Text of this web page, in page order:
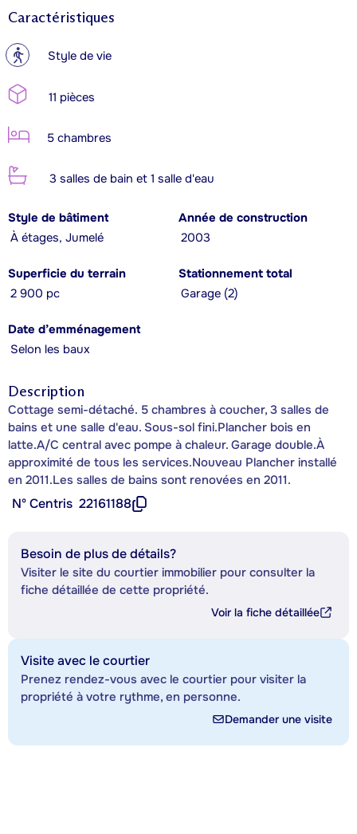
Caractéristiques
? Style de vie
11 pièces
5 chambres
3 salles de bain et 1 salle d'eau
Style de bâtiment
À étages, Jumelé
Année de construction
2003
Superficie du terrain
2 900 pc
Stationnement total
Garage (2)
Date d’emménagement
Selon les baux
Description
Cottage semi-détaché. 5 chambres à coucher, 3 salles de
bains et une salle d'eau. Sous-sol fini.Plancher bois en
latte.A/C central avec pompe à chaleur. Garage double.À
approximité de tous les services.Nouveau Plancher installé
en 2011.Les salles de bains sont renovées en 2011.
Nº Centris 22161188
Besoin de plus de détails?
Visiter le site du courtier immobilier pour consulter la
fiche détaillée de cette propriété.
Voir la fiche détaillée
Visite avec le courtier
Prenez rendez-vous avec le courtier pour visiter la
propriété à votre rythme, en personne.
Demander une visite